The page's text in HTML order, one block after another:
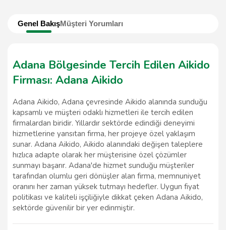
Genel BakışMüşteri Yorumları
Adana Bölgesinde Tercih Edilen Aikido
Firması: Adana Aikido
Adana Aikido, Adana çevresinde Aikido alanında sunduğu
kapsamlı ve müşteri odaklı hizmetleri ile tercih edilen
firmalardan biridir. Yıllardır sektörde edindiği deneyimi
hizmetlerine yansıtan firma, her projeye özel yaklaşım
sunar. Adana Aikido, Aikido alanındaki değişen taleplere
hızlıca adapte olarak her müşterisine özel çözümler
sunmayı başarır. Adana'de hizmet sunduğu müşteriler
tarafından olumlu geri dönüşler alan firma, memnuniyet
oranını her zaman yüksek tutmayı hedefler. Uygun fiyat
politikası ve kaliteli işçiliğiyle dikkat çeken Adana Aikido,
sektörde güvenilir bir yer edinmiştir.